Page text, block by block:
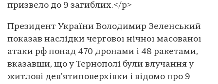
призвело до 9 загиблих.</p>
Президент України Володимир Зеленський
показав наслідки чергової нічної масованої
атаки рф понад 470 дронами і 48 ракетами,
вказавши, що у Тернополі були влучання у
житлові девʼятиповерхівки і відомо про 9